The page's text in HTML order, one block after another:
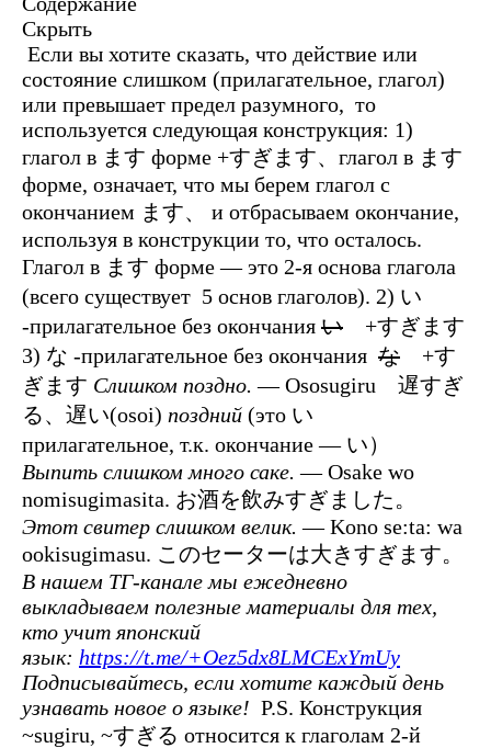
Скрыть
Если вы хотите сказать, что действие или
состояние слишком (прилагательное, глагол)
или превышает предел разумного, то
используется следующая конструкция: 1)
глагол в ます форме +すぎます、глагол в ます
форме, означает, что мы берем глагол с
окончанием ます、 и отбрасываем окончание,
используя в конструкции то, что осталось.
Глагол в ます форме — это 2-я основа глагола
(всего существует 5 основ глаголов). 2) い
-прилагательное без окончания い +すぎます
3) な -прилагательное без окончания な +す
ぎます Слишком поздно. — Ososugiru 遅すぎ
る、遅い(osoi) поздний (это い
прилагательное, т.к. окончание — い）
Выпить слишком много саке. — Osake wo
nomisugimasita. お酒を飲みすぎました。
Этот свитер слишком велик. — Kono se:ta: wa
ookisugimasu. このセーターは大きすぎます。
В нашем ТГ-канале мы ежедневно
выкладываем полезные материалы для тех,
кто учит японский
язык: https://t.me/+Oez5dx8LMCExYmUy
Подписывайтесь, если хотите каждый день
узнавать новое о языке! P.S. Конструкция
~sugiru, ~すぎる относится к глаголам 2-й